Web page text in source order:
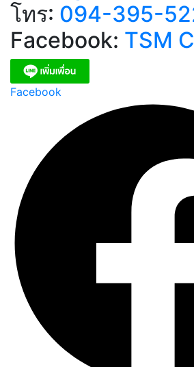
โทร: 094-395-
Facebook: TSM
Facebook